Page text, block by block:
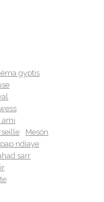
gyptis
ami
Mesón
pap ndiaye
sarr